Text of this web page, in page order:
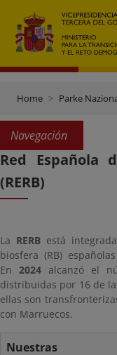
Home Parke
Navegación
Red Española
(RERB)
La RERB está
biosfera (RB)
En2024 alcanzó el
distribuidas por 16 de
ellas son
con Marruecos.
Nuestras